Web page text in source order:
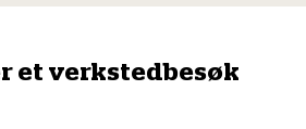
et verkstedbesøk